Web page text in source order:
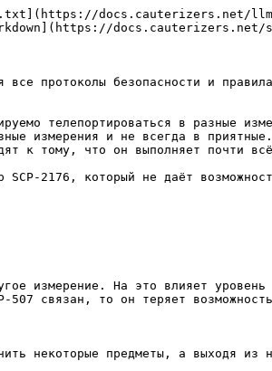
docs.cauterizers.net/
docs.cauterizers.net/
все протоколы безопасности и
телепортироваться в разные
измерения и не всегда в
к тому, что он выполняет почти
2176, который не даёт
измерение. На это влияет
507 связан, то он теряет
некоторые предметы, а выходя из